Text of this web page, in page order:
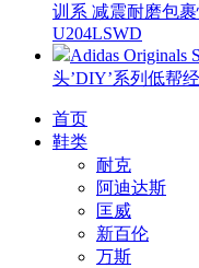
训系 减震耐磨包
U204LSWD
Adidas Originals
头’DIY’系列低帮
首页
鞋类
耐克
阿迪达斯
匡威
新百伦
万斯